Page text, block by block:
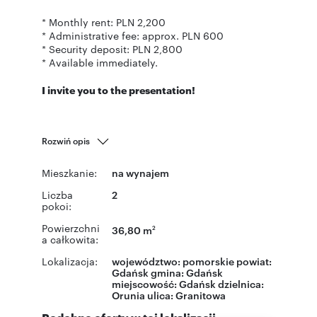
* Monthly rent: PLN 2,200
* Administrative fee: approx. PLN 600
* Security deposit: PLN 2,800
* Available immediately.
I invite you to the presentation!
Rozwiń opis
Mieszkanie: na wynajem
Liczba
pokoi:
2
Powierzchni
a całkowita:
36,80 m2
Lokalizacja: województwo: pomorskie powiat:
Gdańsk gmina:Gdańsk
miejscowość: Gdańsk dzielnica:
Orunia ulica: Granitowa